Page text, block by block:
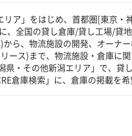
リア」をはじめ、首都圏[東京
、全国の貸し倉庫/貸し工場/貸
から、物流施設の開発、オーナ
ース)まで、物流施設・倉庫に
県・その他新潟エリア」で、貸
倉庫検索」に、倉庫の掲載を